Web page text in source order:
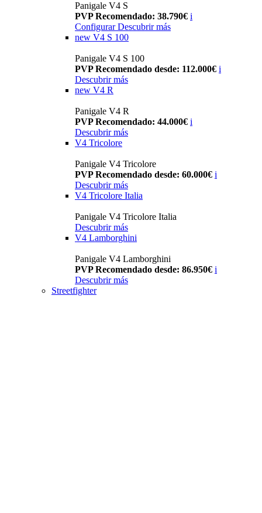
Panigale V4 S
PVP Recomendado: 38.790€ i
Configurar Descubrir más
new V4 S 100
Panigale V4 S 100
PVP Recomendado desde: 112.000€ i
Descubrir más
new V4 R
Panigale V4 R
PVP Recomendado: 44.000€ i
Descubrir más
V4 Tricolore
Panigale V4 Tricolore
PVP Recomendado desde: 60.000€ i
Descubrir más
V4 Tricolore Italia
Panigale V4 Tricolore Italia
Descubrir más
V4 Lamborghini
Panigale V4 Lamborghini
PVP Recomendado desde: 86.950€ i
Descubrir más
Streetfighter